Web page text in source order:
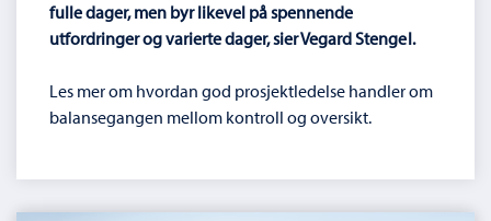
fulle dager, men byr likevel på spennende
utfordringer og varierte dager, sier Vegard Stengel.
Les mer om hvordan god prosjektledelse handler om
balansegangen mellom kontroll og oversikt.